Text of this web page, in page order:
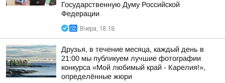
Государственную Думу Российской
Федерации
Вчера, 18:18
Друзья, в течение месяца, каждый день в
21:00 мы публикуем лучшие фотографии
конкурса «Мой любимый край - Карелия!»,
определённые жюри